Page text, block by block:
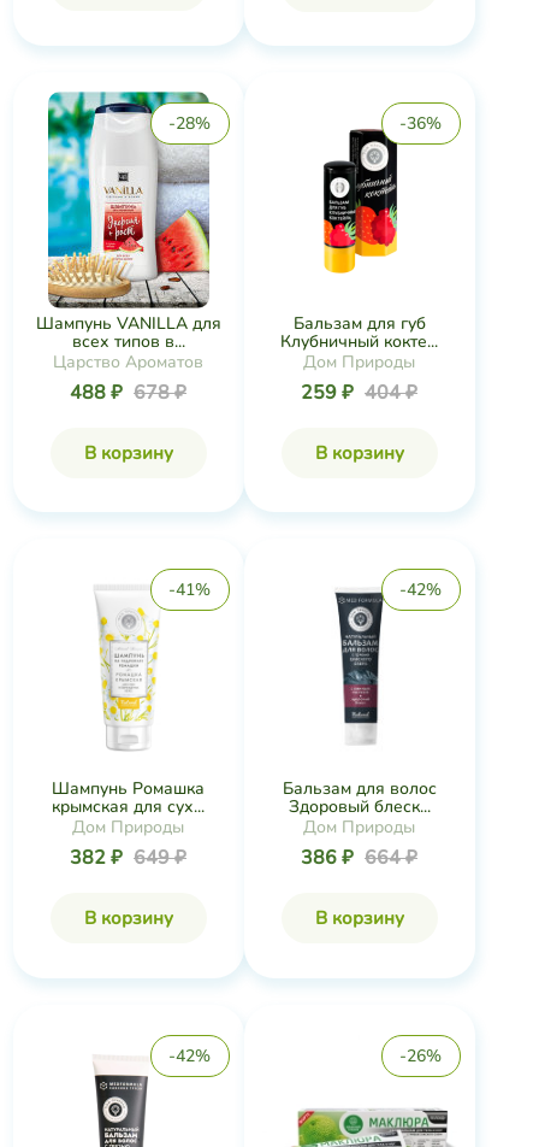
-28%
Шампунь VANILLA для
всех типов в...
Царство Ароматов
488 ₽ 678 ₽
В корзину
-36%
Бальзам для губ
Клубничный кокте...
Дом Природы
259 ₽ 404 ₽
В корзину
-41%
Шампунь Ромашка
крымская для сух...
Дом Природы
382 ₽ 649 ₽
В корзину
-42%
Бальзам для волос
Здоровый блеск...
Дом Природы
386 ₽ 664 ₽
В корзину
-42% -26%